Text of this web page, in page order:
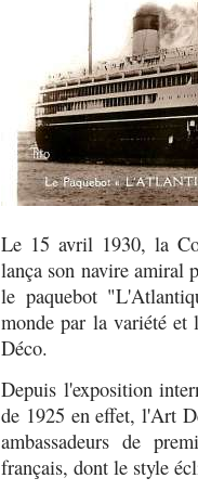
Le 15 avril 1930, la
lança son navire amiral
le paquebot
monde par la variété et
Déco.
Depuis l'exposition
de 1925 en effet, l'Art
ambassadeurs de
français, dont le style